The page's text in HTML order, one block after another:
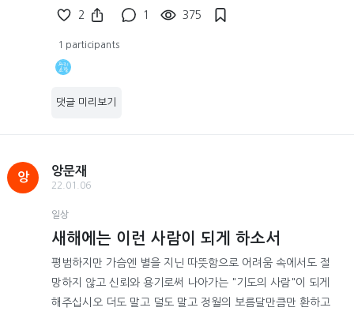
2 1 375
1 participants
댓글 미리보기
앙
앙문재
22.01.06
일상
새해에는 이런 사람이 되게 하소서
평범하지만 가슴엔 별을 지닌 따뜻함으로 어려움 속에서도 절
망하지 않고 신뢰와 용기로써 나아가는 "기도의 사람"이 되게
해주십시오 더도 말고 덜도 말고 정월의 보름달만큼만 환하고